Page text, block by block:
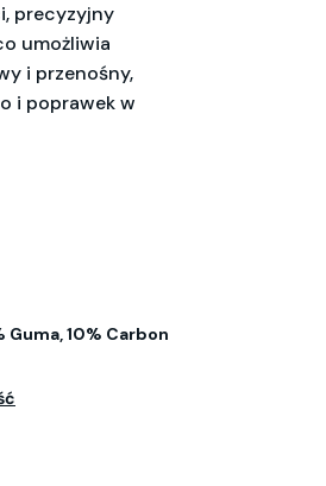
precyzyjny
umożliwia
i przenośny,
i poprawek w
Guma, 10% Carbon